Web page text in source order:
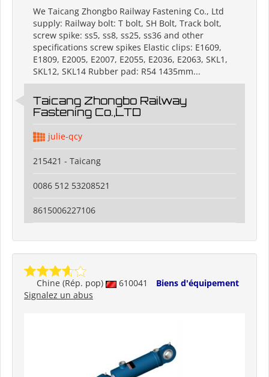
We Taicang Zhongbo Railway Fastening Co., Ltd
supply: Railway bolt: T bolt, SH Bolt, Track bolt,
screw spike: ss5, ss8, ss25, ss36 and other
specifications screw spikes Elastic clips: E1609,
E1809, E2005, E2007, E2055, E2036, E2063, SKL1,
SKL12, SKL14 Rubber pad: R54 1435mm...
Taicang Zhongbo Railway
Fastening Co.,LTD
julie-qcy
215421 - Taicang
0086 512 53208521
8615006227106
Chine (Rép. pop) 610041
Biens d'équipement
Signalez un abus